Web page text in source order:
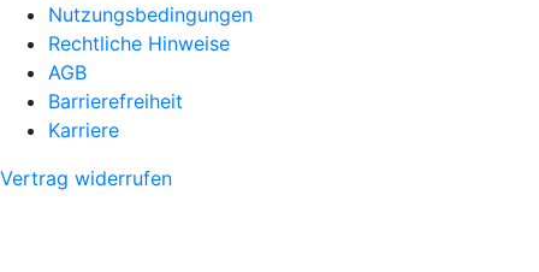
Nutzungsbedingungen
Rechtliche Hinweise
AGB
Barrierefreiheit
Karriere
Vertrag widerrufen